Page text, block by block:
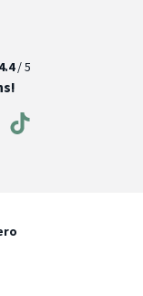
4.4/ 5